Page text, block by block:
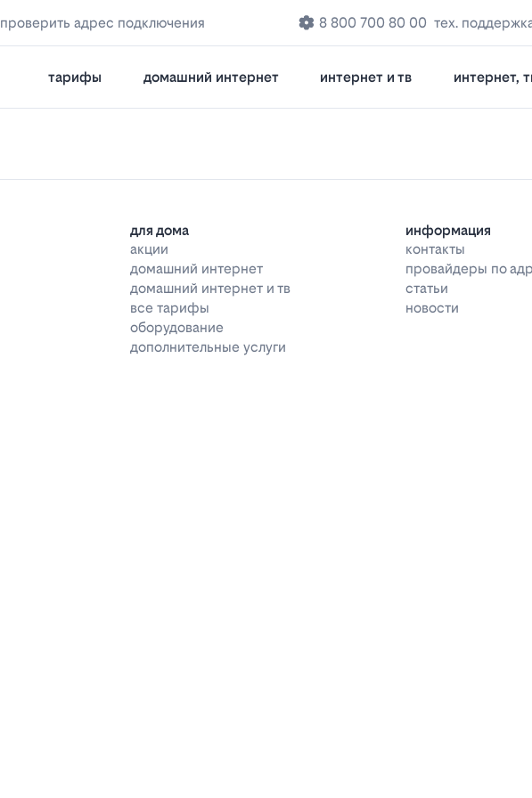
проверить адрес подключения 8 800 700 80 00 тех.
тарифы домашний интернет интернет и тв интернет,
для дома
акции
домашний интернет
домашний интернет и тв
все тарифы
оборудование
дополнительные услуги
информация
контакты
провайдеры по
статьи
новости